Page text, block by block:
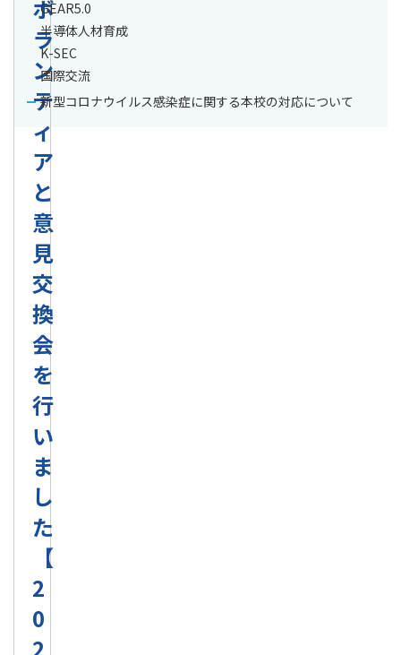
ボ
ラ
ン
テ
ィ
ア
と
意
見
交
換
会
を
行
い
ま
し
た
【
2
0
2
GEAR5.0
半導体人材育成
K-SEC
国際交流
新型コロナウイルス感染症に関する本校の対応について